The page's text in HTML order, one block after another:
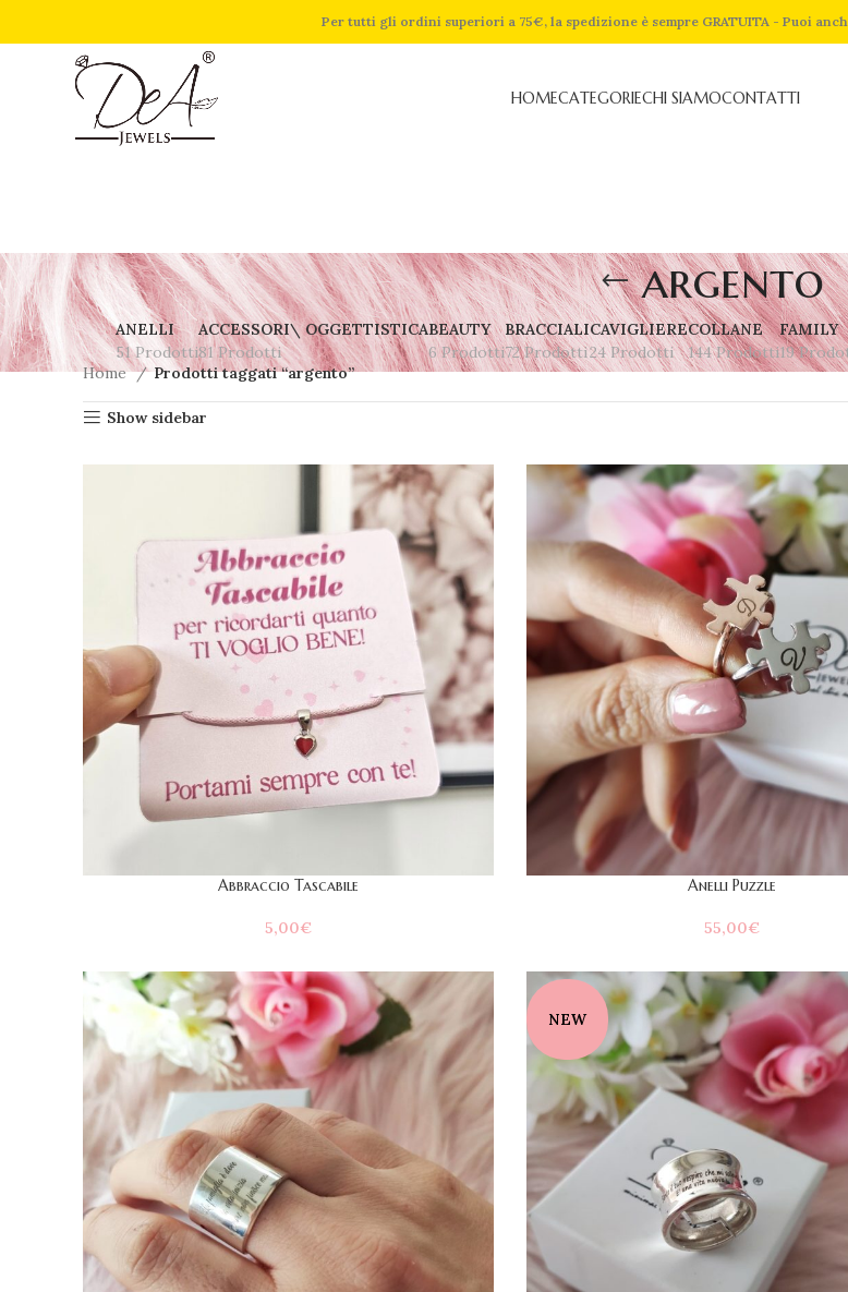
Per tutti gli ordini superiori a 75€, la spedizione è sempre GRATUITA - Puoi
HOMECATEGORIECHI SIAMOCONTATTI
argento
ANELLI
51 Prodotti
ACCESSORI\ OGGETTISTICA
81 Prodotti
BEAUTY
6 Prodotti
BRACCIALI
72 Prodotti
CAVIGLIERE
24 Prodotti
COLLANE
144 Prodotti
FAMILY
19
Home
Prodotti taggati “argento”
Show sidebar
Abbraccio Tascabile
5,00€
Anelli Puzzle
55,00€
NEW